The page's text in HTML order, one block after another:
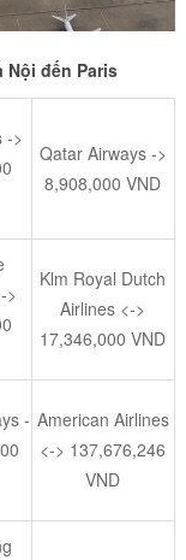
đến Paris
->
Qatar Airways ->
8,908,000 VND
>
Klm Royal Dutch
Airlines <->
17,346,000 VND
- American Airlines
<-> 137,676,246
VND